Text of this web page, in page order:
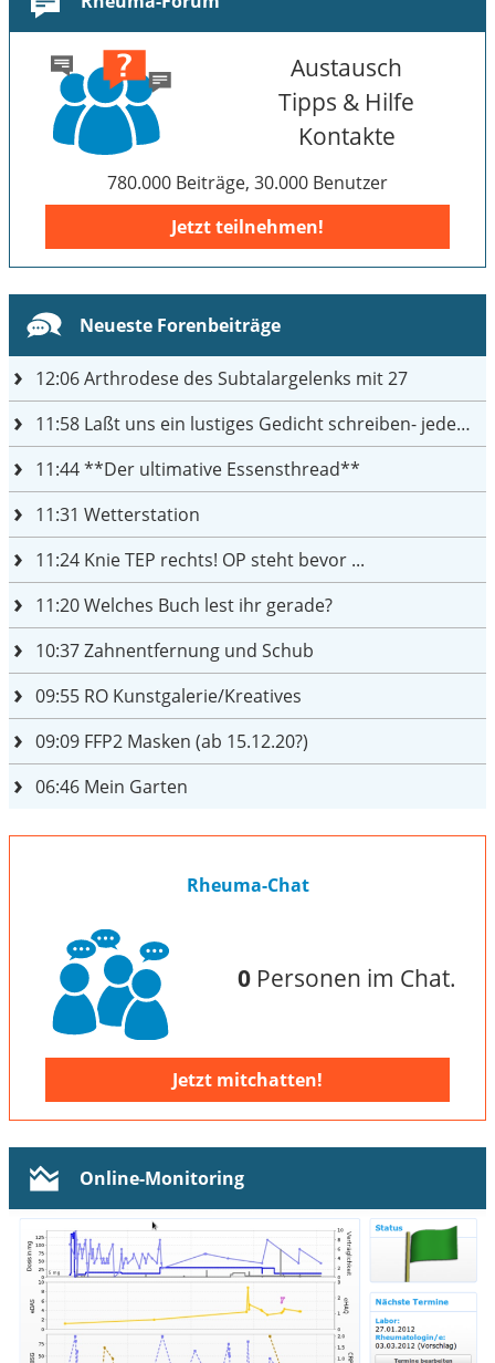
Austausch
Tipps & Hilfe
Kontakte
780.000 Beiträge, 30.000 Benutzer
Jetzt teilnehmen!
Neueste Forenbeiträge
12:06Arthrodese des Subtalargelenks mit 27
11:58 Laßt uns ein lustiges Gedicht schreiben- jeder einen Satz
11:44**Der ultimative Essensthread**
11:31 Wetterstation
11:24 Knie TEP rechts! OP steht bevor ...
11:20Welches Buch lest ihr gerade?
10:37Zahnentfernung und Schub
09:55 RO Kunstgalerie/Kreatives
09:09 FFP2 Masken (ab 15.12.20?)
06:46 Mein Garten
Rheuma-Chat
0Personen im Chat.
Jetzt mitchatten!
Online-Monitoring